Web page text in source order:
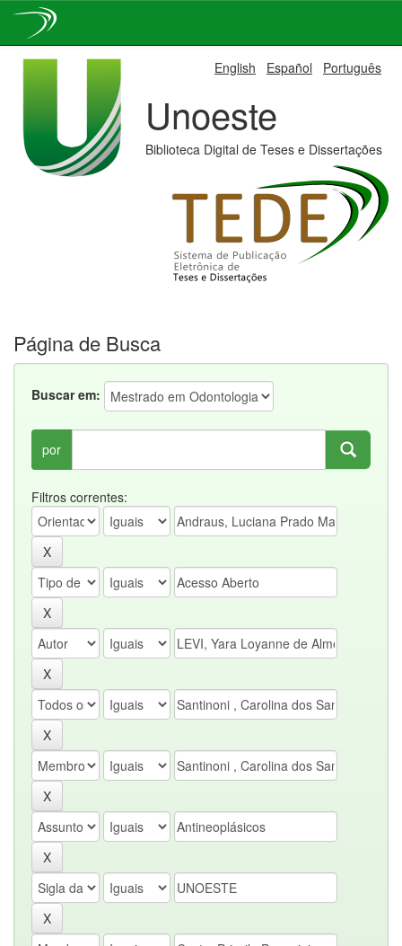
English Español Português
Unoeste
Biblioteca Digital de Teses e Dissertações
Página de Busca
Buscar em:
por
Filtros correntes: